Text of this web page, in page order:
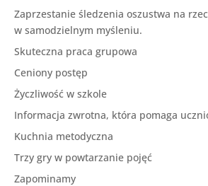
Zaprzestanie śledzenia oszustwa na
w samodzielnym myśleniu.
Skuteczna praca grupowa
Ceniony postęp
Życzliwość w szkole
Informacja zwrotna, która pomaga
Kuchnia metodyczna
Trzy gry w powtarzanie pojęć
Zapominamy